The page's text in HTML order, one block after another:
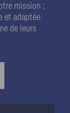
mission :
et adaptée
de leurs